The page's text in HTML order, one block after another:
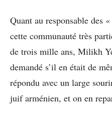
Quant au responsable des
cette communauté très
de trois mille ans, Milikh
demandé s’il en était de
répondu avec un large
juif arménien, et on en